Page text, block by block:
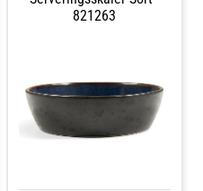
821263